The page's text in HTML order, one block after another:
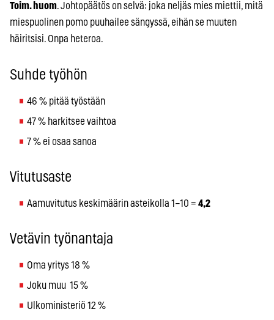
Toim. huom. Johtopäätös on selvä: joka neljäs mies miettii, mitä
miespuolinen pomo puuhailee sängyssä, eihän se muuten
häiritsisi. Onpa heteroa.
Suhde työhön
46 % pitää työstään
47 % harkitsee vaihtoa
7 % ei osaa sanoa
Vitutusaste
Aamuvitutus keskimäärin asteikolla 1–10 = 4,2
Vetävin työnantaja
Oma yritys 18 %
Joku muu 15 %
Ulkoministeriö 12 %